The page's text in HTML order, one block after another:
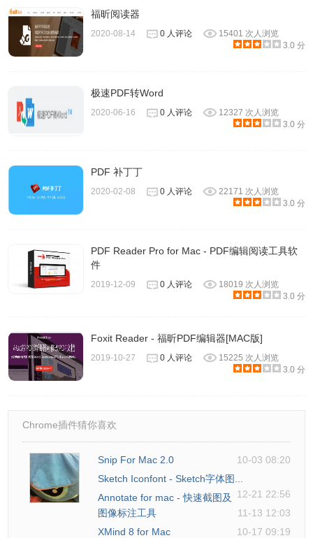
6.PDFpenPro 提供了简单的表单域创建功能，简化了表单域
7.PDFpenPro能自动生成可填充表单字段。
福昕阅读器
2020-08-14 0 人评论
15401 次人浏览
3.0 分
极速PDF转Word
2020-06-16 0 人评论
12327 次人浏览
3.0 分
PDF 补丁丁
2020-02-08 0 人评论
22171 次人浏览
3.0 分
PDF Reader Pro for Mac - PDF编辑阅读工具软
件
2019-12-09 0 人评论
18019 次人浏览
3.0 分
Foxit Reader - 福昕PDF编辑器[MAC版]
2019-10-27 0 人评论
15225 次人浏览
3.0 分
Chrome插件猜你喜欢
Snip For Mac 2.0
10-03 08:20
Sketch Iconfont - Sketch字体图...
12-21 22:56
Annotate for mac - 快速截图及
图像标注工具
11-13 12:03
XMind 8 for Mac
10-17 09:19